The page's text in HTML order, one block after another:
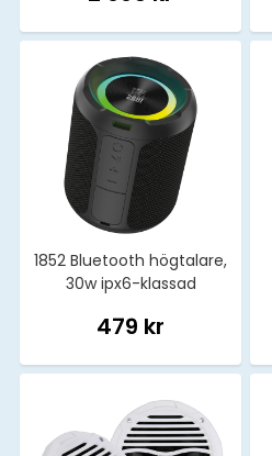
1852 Bluetooth högtalare,
30w ipx6-klassad
479 kr